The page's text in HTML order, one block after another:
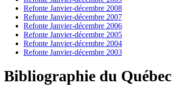
Refonte Janvier-décembre 2008
Refonte Janvier-décembre 2007
Refonte Janvier-décembre 2006
Refonte Janvier-décembre 2005
Refonte Janvier-décembre 2004
Refonte Janvier-décembre 2003
Bibliographie du Québec